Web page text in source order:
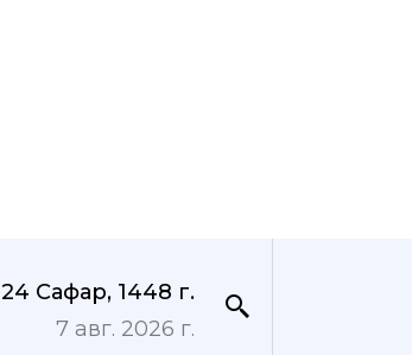
24 Сафар, 1448 г.
7 авг. 2026 г.